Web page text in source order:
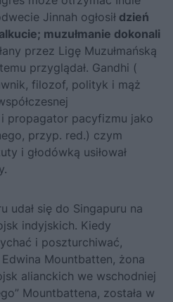
Jinnah ogłosił dzień
muzułmanie dokonali
przez Ligę Muzułmańską
przyglądał. Gandhi (
filozof, polityk i mąż
propagator pacyfizmu jako
przyp. red.) czym
i głodówką usiłował
udał się do Singapuru na
indyjskich. Kiedy
i poszturchiwać,
Mountbatten, żona
alianckich we wschodniej
Mountbattena, została w